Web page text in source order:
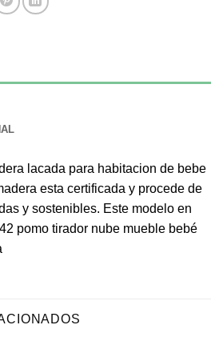
lacada para habitacion de bebe
esta certificada y procede de
y sostenibles. Este modelo en
pomo tirador nube mueble bebé